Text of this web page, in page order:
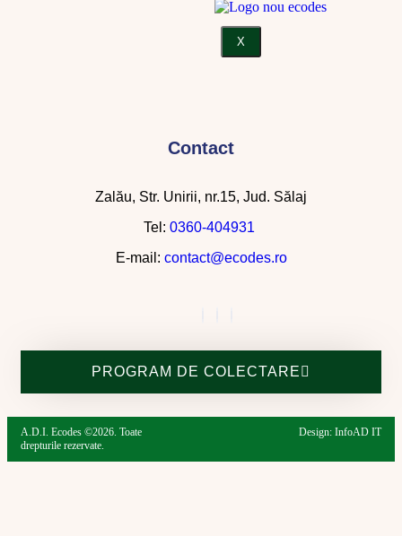
X
Contact
Zalău, Str. Unirii, nr.15, Jud. Sălaj
Tel: 0360-404931
E-mail: contact@ecodes.ro
PROGRAM DE COLECTARE
A.D.I. Ecodes ©2026. Toate
drepturile rezervate.
Design: InfoAD IT